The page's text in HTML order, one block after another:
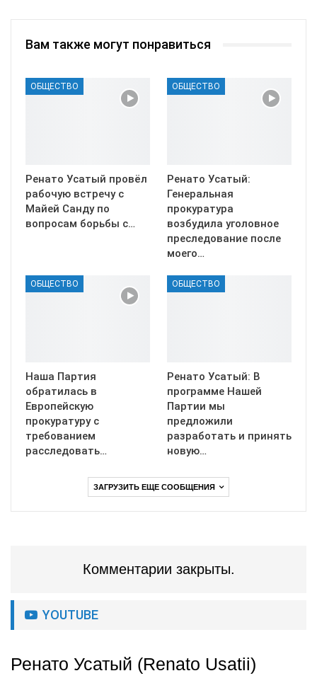
Вам также могут понравиться
ОБЩЕСТВО
Ренато Усатый провёл
рабочую встречу с
Майей Санду по
вопросам борьбы с…
ОБЩЕСТВО
Ренато Усатый:
Генеральная
прокуратура
возбудила уголовное
преследование после
моего…
ОБЩЕСТВО
Наша Партия
обратилась в
Европейскую
прокуратуру с
требованием
расследовать…
ОБЩЕСТВО
Ренато Усатый: В
программе Нашей
Партии мы
предложили
разработать и принять
новую…
ЗАГРУЗИТЬ ЕЩЕ СООБЩЕНИЯ
Комментарии закрыты.
YOUTUBE
Ренато Усатый (Renato Usatii)